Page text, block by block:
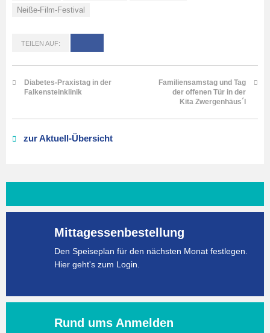
Neiße-Film-Festival
TEILEN AUF:
Diabetes-Praxistag in der
Falkensteinklinik
Familiensamstag und Tag
der offenen Tür in der
Kita Zwergenhäus´l
zur Aktuell-Übersicht
Mittagessenbestellung
Den Speiseplan für den nächsten Monat festlegen.
Hier geht's zum Login.
Rund ums Anmelden